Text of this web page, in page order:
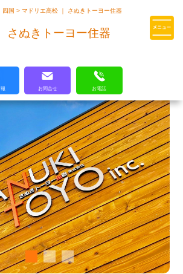
マドリエはLIXILの厳しい基準を
四国>マドリエ高松 ｜ さぬきトーヨー住器
さぬきトーヨー住器
お問合せ お電話